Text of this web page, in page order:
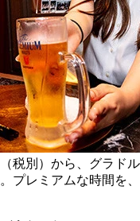
税別）から、グラドル
プレミアムな時間を、